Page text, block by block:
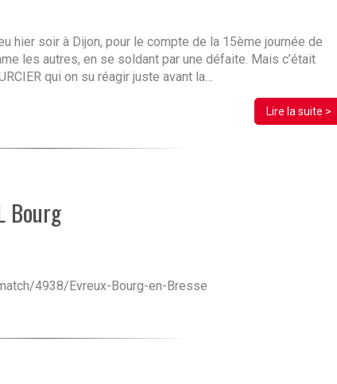
hier soir à Dijon, pour le compte de la 15ème journée de
les autres, en se soldant par une défaite. Mais c’était
qui on su réagir juste avant la…
Lire la suite >
Bourg
4938/Evreux-Bourg-en-Bresse